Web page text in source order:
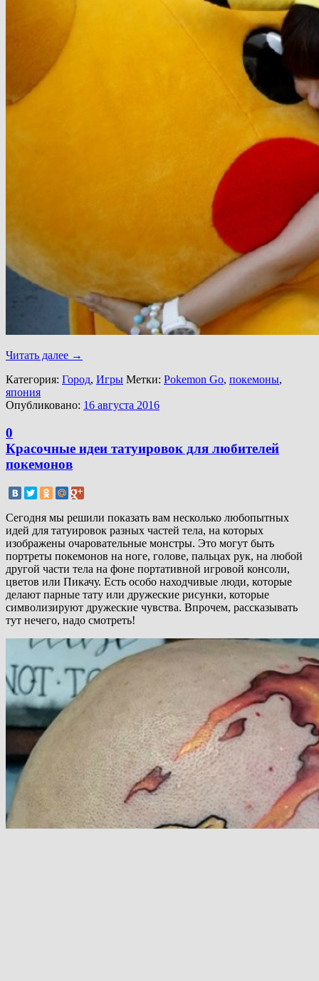
Читать далее →
Категория: Город, Игры Метки: Pokemon Go, покемоны,
япония
Опубликовано: 16 августа 2016
0
Красочные идеи татуировок для любителей
покемонов
Сегодня мы решили показать вам несколько любопытных
идей для татуировок разных частей тела, на которых
изображены очаровательные монстры. Это могут быть
портреты покемонов на ноге, голове, пальцах рук, на любой
другой части тела на фоне портативной игровой консоли,
цветов или Пикачу. Есть особо находчивые люди, которые
делают парные тату или дружеские рисунки, которые
символизируют дружеские чувства. Впрочем, рассказывать
тут нечего, надо смотреть!